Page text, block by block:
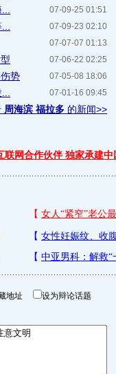
07-09-25 01:51
07-09-23 02:10
07-07-07 01:13
07-06-22 02:25
07-05-08 18:06
势
07-01-16 09:45
周海滨 福拉多 的新闻>>
联网合作伙伴 独家承建中
地址 设为辩论话题